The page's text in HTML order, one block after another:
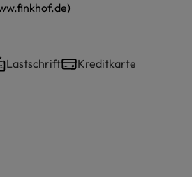
Lastschrift Kreditkarte